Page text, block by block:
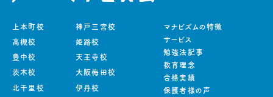
上本町校
高槻校
豊中校
茨木校
北千里校
神戸三宮校
姫路校
天王寺校
大阪梅田校
伊丹校
マナビズムの特徴
サービス
勉強法記事
教育理念
合格実績
保護者様の声